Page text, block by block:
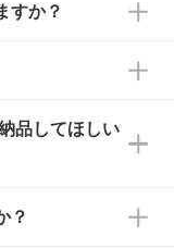
ますが、自
対応可能で
会や個人様
の条件でご
すか？
た場合の
でお送りし
る備考欄』
約2週間～2
品してほしい
合わせ・お
？